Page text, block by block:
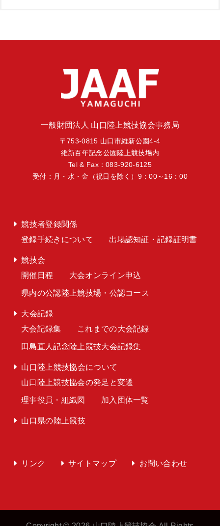
一般財団法人 山口陸上競技協会事務局
〒753-0815 山口市維新公園4-4
維新百年記念公園陸上競技場内
Tel & Fax：083-920-6125
受付：月・水・金（祝日を除く）9：00～16：00
競技者登録関係
登録手続きについて
出場認知証・記録証明書
競技会
開催日程
大会オンライン申込
県内の公認陸上競技場・公認コース
大会記録
大会記録集
これまでの大会記録
田島直人記念陸上競技大会記録集
山口陸上競技協会について
山口陸上競技協会の発足と変遷
理事役員・組織図 加入団体一覧
山口県の陸上競技
リンク サイトマップ お問い合わせ